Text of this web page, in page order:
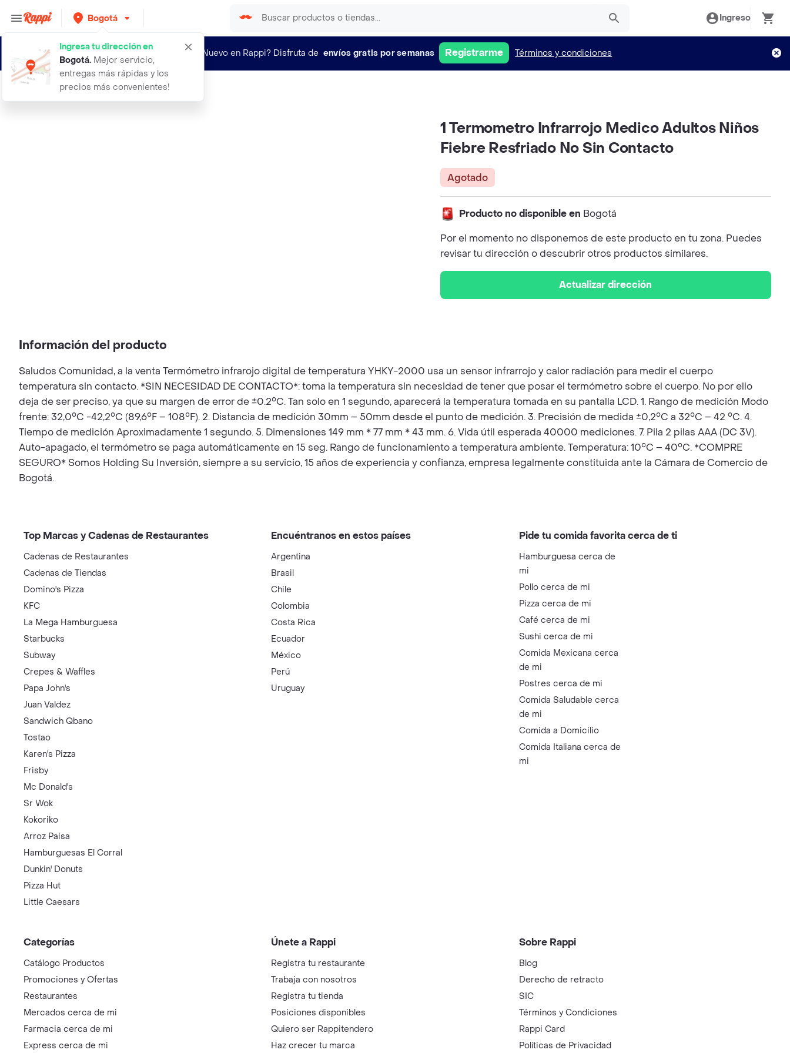
Bogotá
Ingresa tu dirección en
Bogotá. Mejor servicio,
entregas más rápidas y los
precios más convenientes!
Ingreso
¿Nuevo en Rappi? Disfruta de envíos gratis por semanas Registrarme Términos y condiciones
1 termometro infrarrojo medico adul
1 Termometro Infrarrojo Medico Adultos Niños
Fiebre Resfriado No Sin Contacto
Agotado
Producto no disponible en Bogotá
Por el momento no disponemos de este producto en tu zona. Puedes
revisar tu dirección o descubrir otros productos similares.
Actualizar dirección
Información del producto
Saludos Comunidad, a la venta Termómetro infrarojo digital de temperatura YHKY-2000 usa un sensor infrarrojo y calor radiación para medir el cuerpo
temperatura sin contacto. *SIN NECESIDAD DE CONTACTO*: toma la temperatura sin necesidad de tener que posar el termómetro sobre el cuerpo. No por ello
deja de ser preciso, ya que su margen de error de ±0.2°C. Tan solo en 1 segundo, aparecerá la temperatura tomada en su pantalla LCD. 1. Rango de medición Modo
frente: 32,0°C -42,2°C (89,6°F – 108°F). 2. Distancia de medición 30mm – 50mm desde el punto de medición. 3. Precisión de medida ±0,2°C a 32°C – 42 °C. 4.
Tiempo de medición Aproximadamente 1 segundo. 5. Dimensiones 149 mm * 77 mm * 43 mm. 6. Vida útil esperada 40000 mediciones. 7. Pila 2 pilas AAA (DC 3V).
Auto-apagado, el termómetro se paga automáticamente en 15 seg. Rango de funcionamiento a temperatura ambiente. Temperatura: 10°C – 40°C. *COMPRE
SEGURO* Somos Holding Su Inversión, siempre a su servicio, 15 años de experiencia y confianza, empresa legalmente constituida ante la Cámara de Comercio de
Bogotá.
Top Marcas y Cadenas de Restaurantes
Cadenas de Restaurantes
Cadenas de Tiendas
Domino's Pizza
KFC
La Mega Hamburguesa
Starbucks
Subway
Crepes & Waffles
Papa John's
Juan Valdez
Sandwich Qbano
Tostao
Karen's Pizza
Frisby
Mc Donald's
Sr Wok
Kokoriko
Arroz Paisa
Hamburguesas El Corral
Dunkin' Donuts
Pizza Hut
Little Caesars
Encuéntranos en estos países
Argentina
Brasil
Chile
Colombia
Costa Rica
Ecuador
México
Perú
Uruguay
Pide tu comida favorita cerca de ti
Hamburguesa cerca de
mi
Pollo cerca de mi
Pizza cerca de mi
Café cerca de mi
Sushi cerca de mi
Comida Mexicana cerca
de mi
Postres cerca de mi
Comida Saludable cerca
de mi
Comida a Domicilio
Comida Italiana cerca de
mi
Categorías
Catálogo Productos
Promociones y Ofertas
Restaurantes
Mercados cerca de mi
Farmacia cerca de mi
Express cerca de mi
Únete a Rappi
Registra tu restaurante
Trabaja con nosotros
Registra tu tienda
Posiciones disponibles
Quiero ser Rappitendero
Haz crecer tu marca
Sobre Rappi
Blog
Derecho de retracto
SIC
Términos y Condiciones
Rappi Card
Políticas de Privacidad